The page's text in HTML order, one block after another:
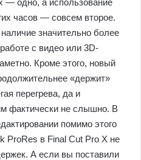
— одно, а использование
часов — совсем второе.
значительно более
с видео или 3D-
Кроме этого, новый
«держит»
перегрева, да и
фактически не слышно. В
помимо этого
ProRes в Final Cut Pro X не
А если вы поставили